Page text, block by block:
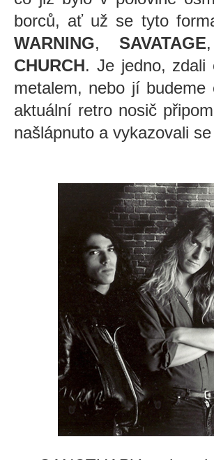
borců, ať už se tyto
WARNING, SAVATAGE
CHURCH. Je jedno, zdali
metalem, nebo jí
aktuální retro nosič
našlápnuto a vykazovali